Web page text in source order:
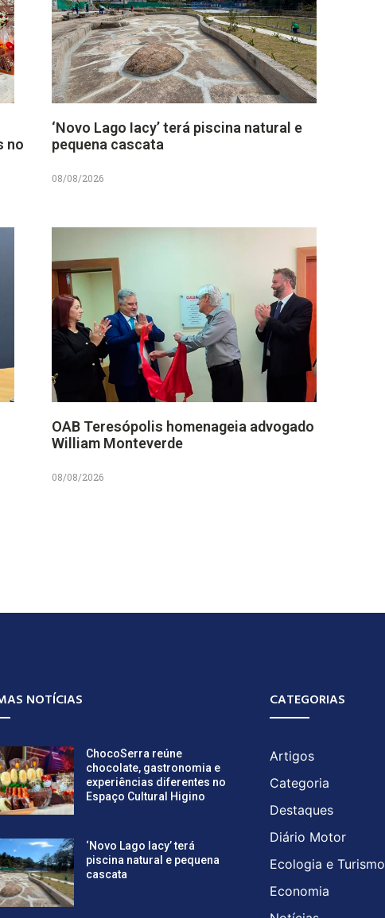
no
‘Novo Lago Iacy’ terá piscina natural e
pequena cascata
08/08/2026
OAB Teresópolis homenageia advogado
William Monteverde
08/08/2026
NOTÍCIAS
ChocoSerra reúne
chocolate, gastronomia e
experiências diferentes no
Espaço Cultural Higino
‘Novo Lago Iacy’ terá
piscina natural e pequena
cascata
CATEGORIAS
Artigos
Categoria
Destaques
Diário Motor
Ecologia e Turismo
Economia